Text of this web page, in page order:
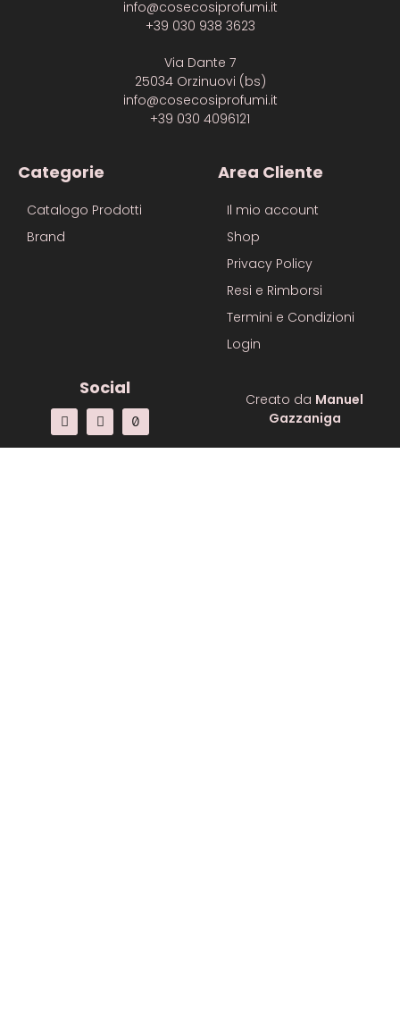
info@cosecosiprofumi.it
+39 030 938 3623
Via Dante 7
25034 Orzinuovi (bs)
info@cosecosiprofumi.it
+39 030 4096121
Categorie
Catalogo Prodotti
Brand
Area Cliente
Il mio account
Shop
Privacy Policy
Resi e Rimborsi
Termini e Condizioni
Login
Social
Creato da Manuel
Gazzaniga